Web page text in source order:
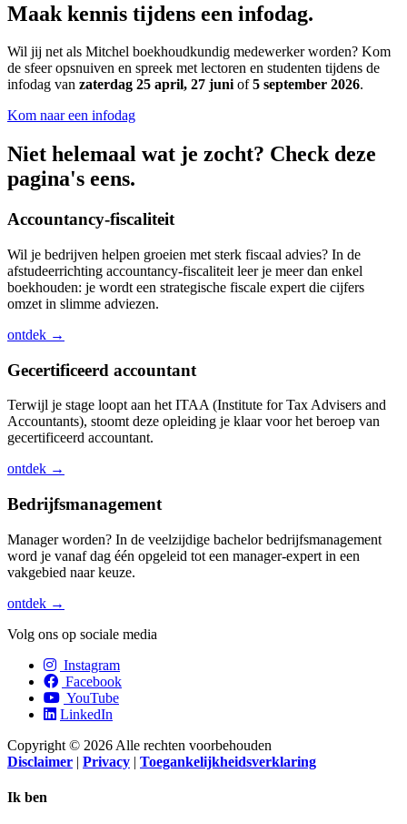
Maak kennis tijdens een infodag.
Wil jij net als Mitchel boekhoudkundig medewerker worden? Kom
de sfeer opsnuiven en spreek met lectoren en studenten tijdens de
infodag van zaterdag 25 april, 27 juniof5 september 2026.
Kom naar een infodag
Niet helemaal wat je zocht? Check deze
pagina's eens.
Accountancy-fiscaliteit
Wil je bedrijven helpen groeien met sterk fiscaal advies? In de
afstudeerrichting accountancy-fiscaliteit leer je meer dan enkel
boekhouden: je wordt een strategische fiscale expert die cijfers
omzet in slimme adviezen.
ontdek →
Gecertificeerd accountant
Terwijl je stage loopt aan het ITAA (Institute for Tax Advisers and
Accountants), stoomt deze opleiding je klaar voor het beroep van
gecertificeerd accountant.
ontdek →
Bedrijfsmanagement
Manager worden? In de veelzijdige bachelor bedrijfsmanagement
word je vanaf dag één opgeleid tot een manager-expert in een
vakgebied naar keuze.
ontdek →
Volg ons op sociale media
Instagram
Facebook
YouTube
LinkedIn
Copyright © 2026 Alle rechten voorbehouden
Disclaimer | Privacy | Toegankelijkheidsverklaring
Ik ben